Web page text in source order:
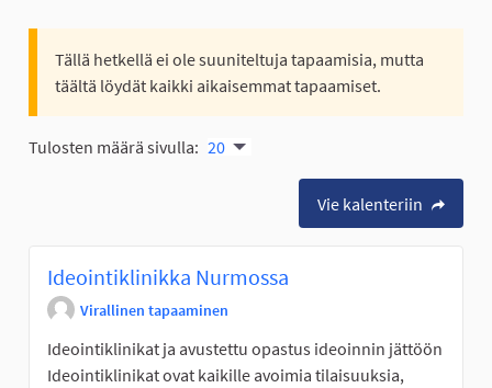
Tällä hetkellä ei ole suuniteltuja tapaamisia, mutta
täältä löydät kaikki aikaisemmat tapaamiset.
Tulosten määrä sivulla: 20
Vie kalenteriin
Ideointiklinikka Nurmossa
Virallinen tapaaminen
Ideointiklinikat ja avustettu opastus ideoinnin jättöön
Ideointiklinikat ovat kaikille avoimia tilaisuuksia,